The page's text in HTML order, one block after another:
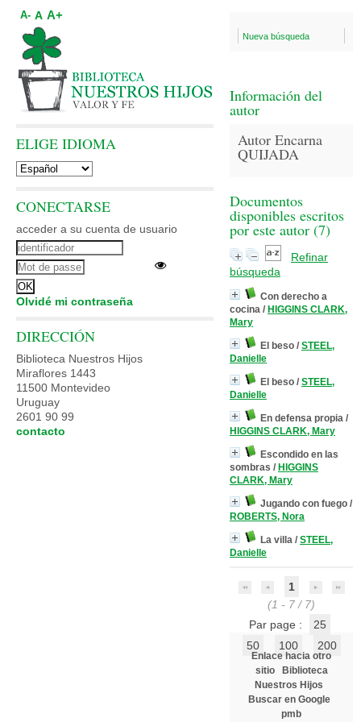
Nueva búsqueda
Información del
autor
Autor Encarna
QUIJADA
Documentos
disponibles escritos
por este autor (7)
Refinar
búsqueda
Con derecho a
cocina / HIGGINS CLARK,
Mary
El beso / STEEL,
Danielle
El beso / STEEL,
Danielle
En defensa propia /
HIGGINS CLARK, Mary
Escondido en las
sombras / HIGGINS
CLARK, Mary
Jugando con fuego /
ROBERTS, Nora
La villa / STEEL,
Danielle
1
(1 - 7 / 7)
Par page :
25
50
100 200
Enlace hacia otro
sitio
Biblioteca
Nuestros Hijos
Buscar en Google
pmb
A- A A+
ELIGE IDIOMA
CONECTARSE
acceder a su cuenta de usuario
Olvidé mi contraseña
DIRECCIÓN
Biblioteca Nuestros Hijos
Miraflores 1443
11500 Montevideo
Uruguay
2601 90 99
contacto